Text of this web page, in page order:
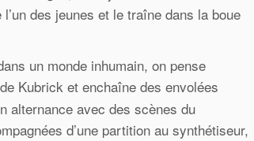
des jeunes et le traîne dans la boue
un monde inhumain, on pense
Kubrick et enchaîne des envolées
alternance avec des scènes du
d’une partition au synthétiseur,